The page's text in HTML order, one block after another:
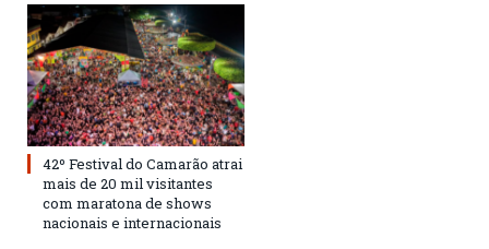
42º Festival do Camarão atrai
mais de 20 mil visitantes
com maratona de shows
nacionais e internacionais